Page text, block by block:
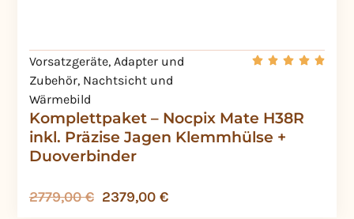
Komplettpaket – Nocpix Mate H38R
inkl. Präzise Jagen Klemmhülse +
Duoverbinder
Vorsatzgeräte, Adapter und
Zubehör, Nachtsicht und
Wärmebild
2779,00€ 2379,00 €